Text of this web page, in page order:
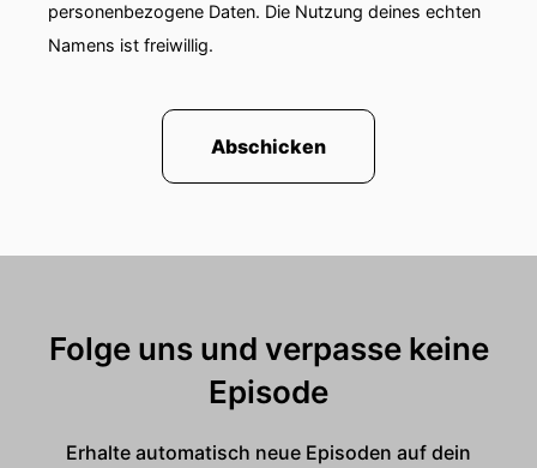
personenbezogene Daten. Die Nutzung deines echten
Namens ist freiwillig.
Abschicken
Folge uns und verpasse keine
Episode
Erhalte automatisch neue Episoden auf dein